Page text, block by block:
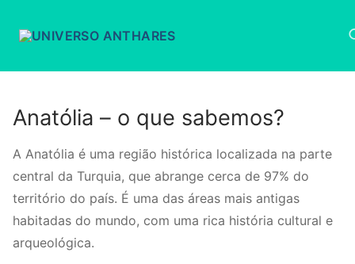
para
Anatólia – o que sabemos?
A Anatólia é uma região histórica localizada na parte
central da Turquia, que abrange cerca de 97% do
território do país. É uma das áreas mais antigas
habitadas do mundo, com uma rica história cultural e
arqueológica.